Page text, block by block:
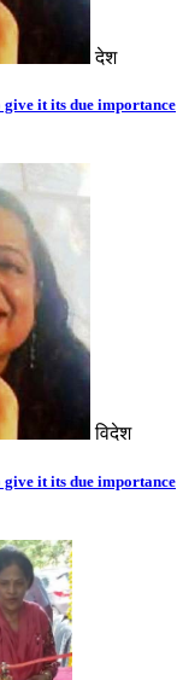
देश
give it its due importance
विदेश
give it its due importance